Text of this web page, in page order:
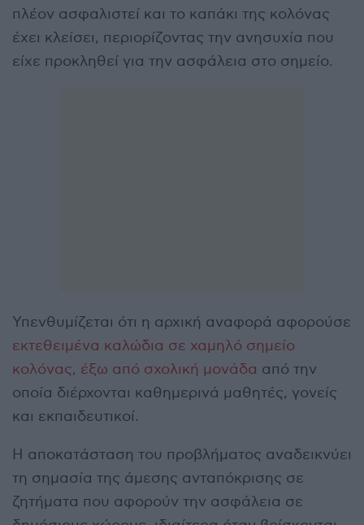
πλέον ασφαλιστεί και το καπάκι της κολόνας
έχει κλείσει, περιορίζοντας την ανησυχία που
είχε προκληθεί για την ασφάλεια στο σημείο.
Υπενθυμίζεται ότι η αρχική αναφορά αφορούσε
εκτεθειμένα καλώδια σε χαμηλό σημείο
κολόνας, έξω από σχολική μονάδα από την
οποία διέρχονται καθημερινά μαθητές, γονείς
και εκπαιδευτικοί.
Η αποκατάσταση του προβλήματος αναδεικνύει
τη σημασία της άμεσης ανταπόκρισης σε
ζητήματα που αφορούν την ασφάλεια σε